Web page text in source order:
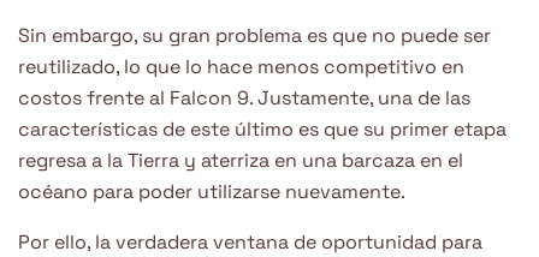
Sin embargo, su gran problema es que no puede ser
reutilizado, lo que lo hace menos competitivo en
costos frente al Falcon 9. Justamente, una de las
características de este último es que su primer etapa
regresa a la Tierra y aterriza en una barcaza en el
océano para poder utilizarse nuevamente.
Por ello, la verdadera ventana de oportunidad para